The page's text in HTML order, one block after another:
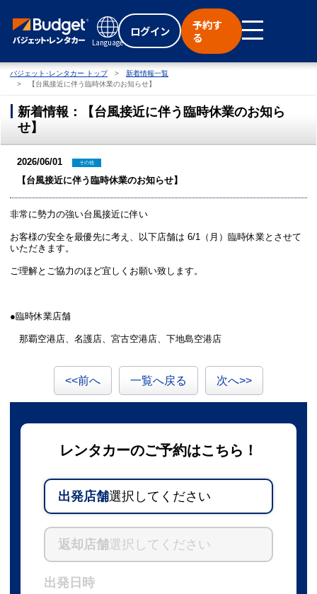
Language
ログイン
予約す
る
バジェット･レンタカー トップ
新着情報一覧
【台風接近に伴う臨時休業のお知らせ】
新着情報：【台風接近に伴う臨時休業のお知ら
せ】
2026/06/01 その他
【台風接近に伴う臨時休業のお知らせ】
非常に勢力の強い台風接近に伴い
お客様の安全を最優先に考え、以下店舗は 6/1（月）臨時休業とさせて
いただきます。
ご理解とご協力のほど宜しくお願い致します。
●臨時休業店舗
那覇空港店、名護店、宮古空港店、下地島空港店
<<前へ 一覧へ戻る 次へ>>
レンタカーのご予約はこちら！
出発店舗選択してください
返却店舗選択してください
出発日時